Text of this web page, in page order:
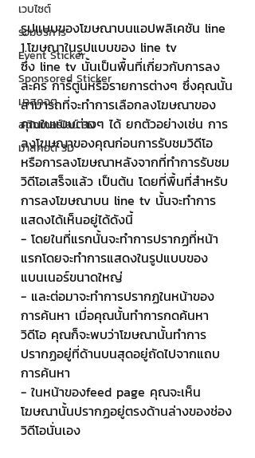
เวบไซต์
รวมบริการ
Event Sticker
Sponsored Sticker
มาสคอต
สติกเกอร์ไลน์ 3D
มาสคอต 3D
รูปแบบของโฆษณาบนแอปพลิเคชัน line
1.โฆษณาในรูปแบบของ line tv
ซึ่ง line tv นั้นเป็นพื้นที่เกี่ยวกับการลง
ละคร การ์ตูนหรือรายการต่างๆ ซึ่งคุณนั้น
สามารถที่จะทำการเลือกลงโฆษณาของ
คุณในแบบต่างๆ ได้ ยกตัวอย่างเช่น การ
ลงโฆษณาของคุณก่อนการรับชมวิดีโอ
หรือการลงโฆษณาหลังจากที่ทำการรับชม
วิดีโอเสร็จแล้ว เป็นต้น โดยที่พื้นที่สำหรับ
การลงโฆษณาบน line tv นั้นจะทำการ
แสดงได้เห็นอยู่ได้ดังนี้
- โดยในที่แรกนั้นจะทำการปรากฏที่หน้า
แรกโดยจะทำการแสดงในรูปแบบของ
แบนเนอร์ขนาดใหญ่
- และต่อมาจะทำการปรากฏในหน้าของ
การค้นหา เมื่อคุณนั้นทำการกดค้นหา
วิดีโอ คุณก็จะพบว่าโฆษณานั้นทำการ
ปรากฏอยู่ที่ด้านบนสุดอยู่ถัดไปจากแถบ
การค้นหา
- ในหน้าของfeed page คุณจะเห็น
โฆษณานั้นปรากฏอยู่ตรงด้านล่างของช่อง
วิดีโอนั่นเอง